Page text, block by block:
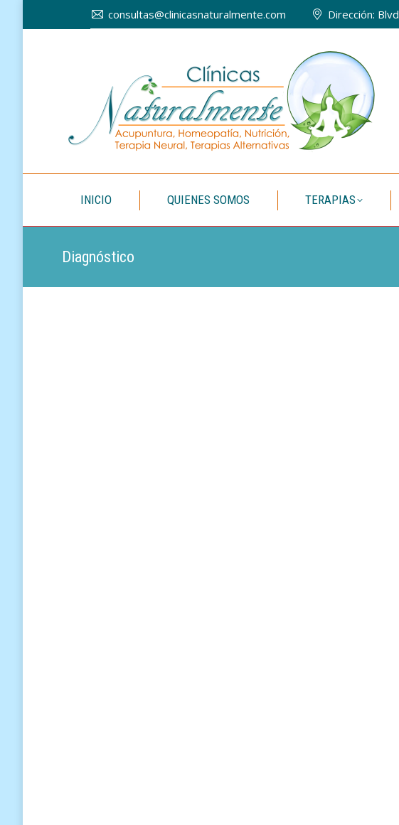
consultas@clinicasnaturalmente.com Dirección:
INICIO QUIENES SOMOS TERAPIAS
Diagnóstico
INICIO QUIENES